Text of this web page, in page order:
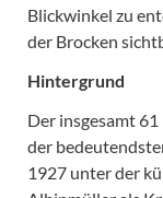
Blickwinkel zu
der Brocken
Hintergrund
Der insgesamt
der
1927 unter der